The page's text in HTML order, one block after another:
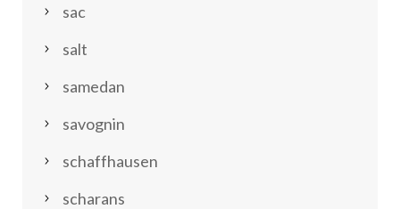
sac
salt
samedan
savognin
schaffhausen
scharans